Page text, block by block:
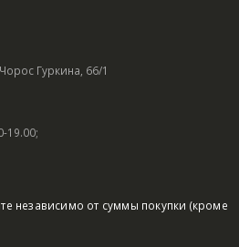
Гуркина, 66/1
19.00;
независимо от суммы покупки (кроме